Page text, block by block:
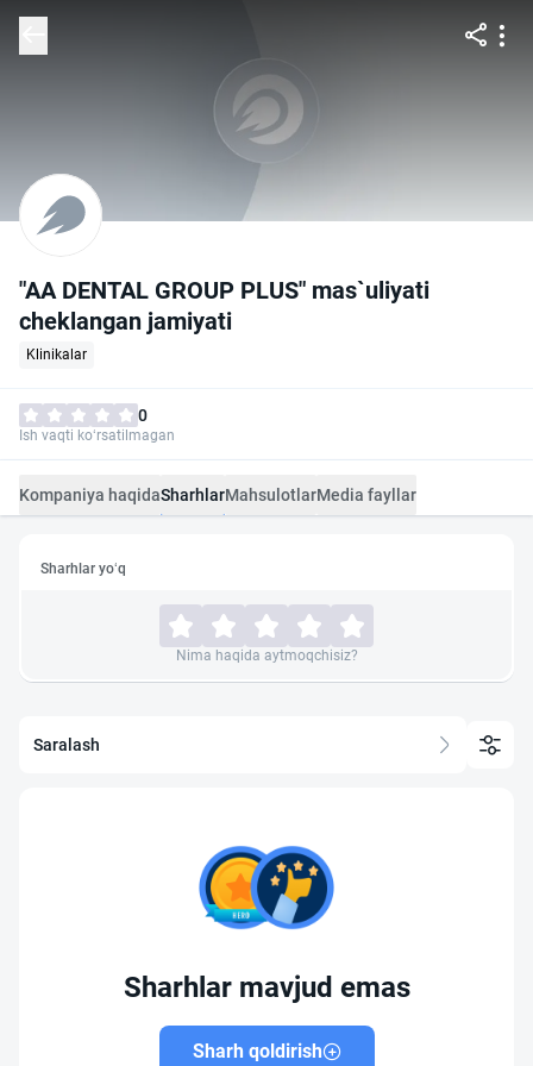
"AA DENTAL GROUP PLUS" mas`uliyati
cheklangan jamiyati
Klinikalar
0
Ish vaqti ko‘rsatilmagan
Kompaniya haqidaSharhlarMahsulotlarMedia fayllar
Sharhlar yo‘q
Nima haqida aytmoqchisiz?
Saralash
Sharhlar mavjud emas
Sharh qoldirish